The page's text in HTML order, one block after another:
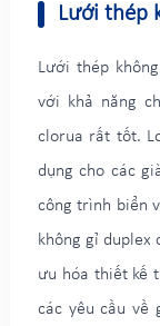
Lưới thép
Lưới thép
với khả năng
clorua rất tốt.
dụng cho các
công trình biển
không gỉ duplex
ưu hóa thiết kế
các yêu cầu về